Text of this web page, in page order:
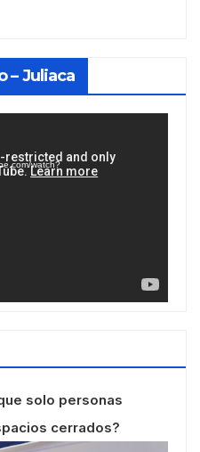
– Juliaca
watch?
solo personas
cerrados?